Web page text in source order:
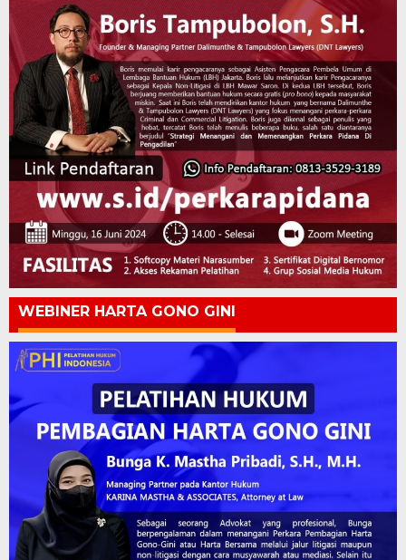
WEBINER HARTA GONO GINI